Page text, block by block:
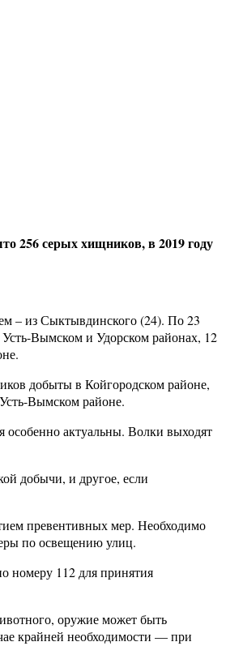
256 серых хищников, в 2019 году
– из Сыктывдинского (24). По 23
Вымском и Удорском районах, 12
добыты в Койгородском районе,
Вымском районе.
особенно актуальны. Волки выходят
добычи, и другое, если
превентивных мер. Необходимо
по освещению улиц.
номеру 112 для принятия
оружие может быть
крайней необходимости — при